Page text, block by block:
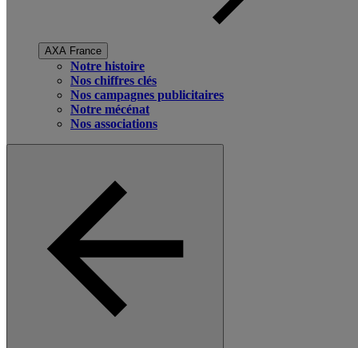
AXA France
Notre histoire
Nos chiffres clés
Nos campagnes publicitaires
Notre mécénat
Nos associations